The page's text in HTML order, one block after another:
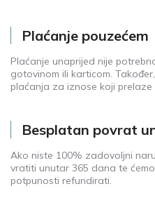
Plaćanje pouzećem
Plaćanje unaprijed nije
gotovinom ili karticom.
plaćanja za iznose koji prelaze
Besplatan povrat
Ako niste 100% zadovoljni
vratiti unutar 365 dana te
potpunosti refundirati.